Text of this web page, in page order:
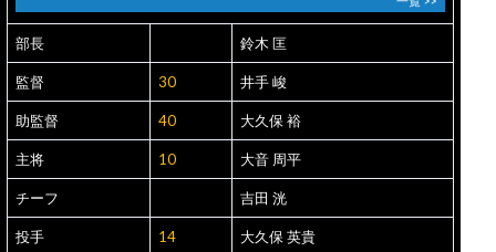
部長 鈴木 匡
監督 30 井手 峻
助監督 40 大久保 裕
主将 10 大音 周平
チーフ 吉田 洸
投手 14 大久保 英貴